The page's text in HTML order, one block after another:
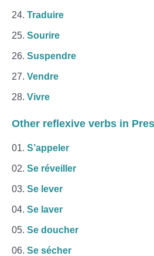
Traduire
Sourire
Suspendre
Vendre
Vivre
Other reflexive verbs in
S’appeler
Se réveiller
Se lever
Se laver
Se doucher
Se sécher